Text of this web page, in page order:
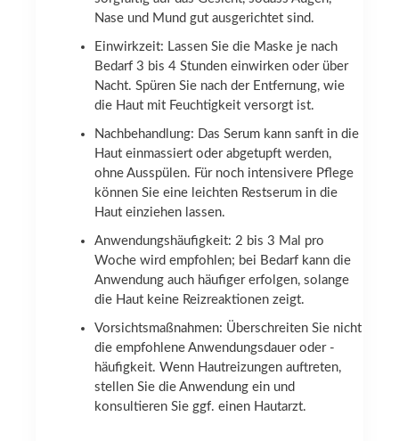
Nase und Mund gut ausgerichtet sind.
Einwirkzeit: Lassen Sie die Maske je nach
Bedarf 3 bis 4 Stunden einwirken oder über
Nacht. Spüren Sie nach der Entfernung, wie
die Haut mit Feuchtigkeit versorgt ist.
Nachbehandlung: Das Serum kann sanft in die
Haut einmassiert oder abgetupft werden,
ohne Ausspülen. Für noch intensivere Pflege
können Sie eine leichten Restserum in die
Haut einziehen lassen.
Anwendungshäufigkeit: 2 bis 3 Mal pro
Woche wird empfohlen; bei Bedarf kann die
Anwendung auch häufiger erfolgen, solange
die Haut keine Reizreaktionen zeigt.
Vorsichtsmaßnahmen: Überschreiten Sie nicht
die empfohlene Anwendungsdauer oder -
häufigkeit. Wenn Hautreizungen auftreten,
stellen Sie die Anwendung ein und
konsultieren Sie ggf. einen Hautarzt.